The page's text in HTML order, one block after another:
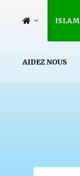
ISLAM
AIDEZ NOUS